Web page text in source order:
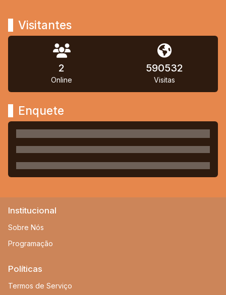
Visitantes
2
Online
590532
Visitas
Enquete
Institucional
Sobre Nós
Programação
Políticas
Termos de Serviço